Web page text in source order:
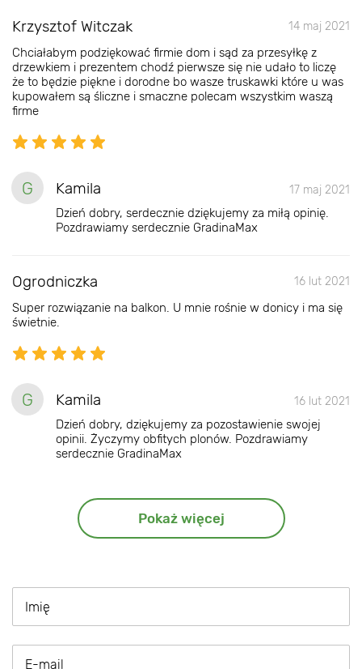
Krzysztof Witczak 14 maj 2021
Chciałabym podziękować firmie dom i sąd za przesyłkę z
drzewkiem i prezentem chodź pierwsze się nie udało to liczę
że to będzie piękne i dorodne bo wasze truskawki które u was
kupowałem są śliczne i smaczne polecam wszystkim waszą
firme
G Kamila 17 maj 2021
Dzień dobry, serdecznie dziękujemy za miłą opinię.
Pozdrawiamy serdecznie GradinaMax
Ogrodniczka 16 lut 2021
Super rozwiązanie na balkon. U mnie rośnie w donicy i ma się
świetnie.
G Kamila 16 lut 2021
Dzień dobry, dziękujemy za pozostawienie swojej
opinii. Życzymy obfitych plonów. Pozdrawiamy
serdecznie GradinaMax
Pokaż więcej